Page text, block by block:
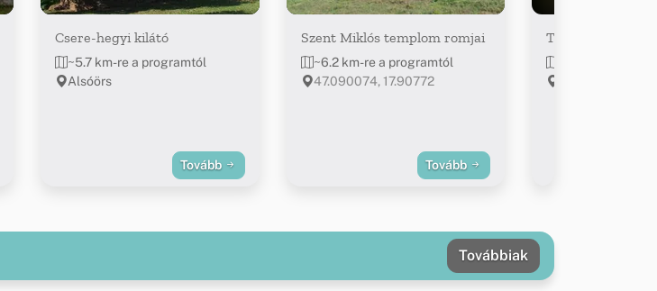
Csere-hegyi kilátó
~5.7 km-re a programtól
Alsóörs
Tovább
Szent Miklós templom romjai
~6.2 km-re a programtól
47.090074, 17.90772
Tovább
Tűztorony
Továbbiak